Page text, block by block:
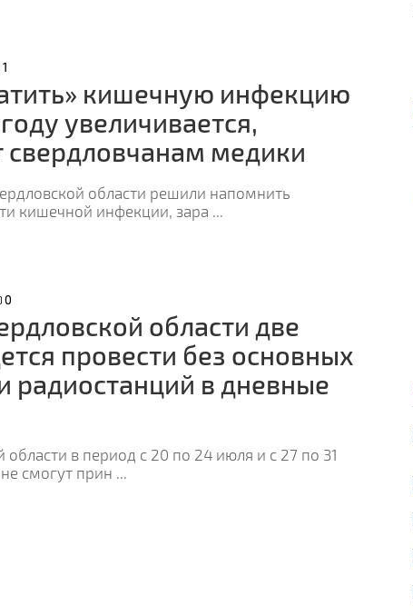
1
кишечную инфекцию
увеличивается,
медики
области решили напомнить
кишечной инфекции, зара ...
0
области две
провести без основных
радиостанций в дневные
в период с 20 по 24 июля и с 27 по 31
смогут прин ...